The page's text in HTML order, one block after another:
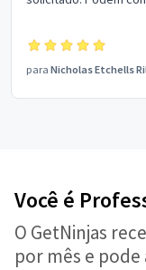
para Nicholas Etchells
Você é
O GetNinjas
por mês e